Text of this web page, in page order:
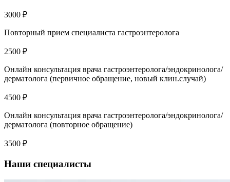
3000 ₽
Повторный прием специалиста гастроэнтеролога
2500 ₽
Онлайн консультация врача гастроэнтеролога/эндокринолога/
дерматолога (первичное обращение, новый клин.случай)
4500 ₽
Онлайн консультация врача гастроэнтеролога/эндокринолога/
дерматолога (повторное обращение)
3500 ₽
Наши специалисты